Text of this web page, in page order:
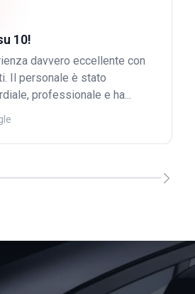
10!
davvero eccellente con
Il personale è stato
professionale e ha...